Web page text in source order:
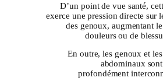
D’un point de vue santé,
exerce une pression directe sur
des genoux, augmentant
douleurs ou de
En outre, les genoux et
abdominaux sont
profondément